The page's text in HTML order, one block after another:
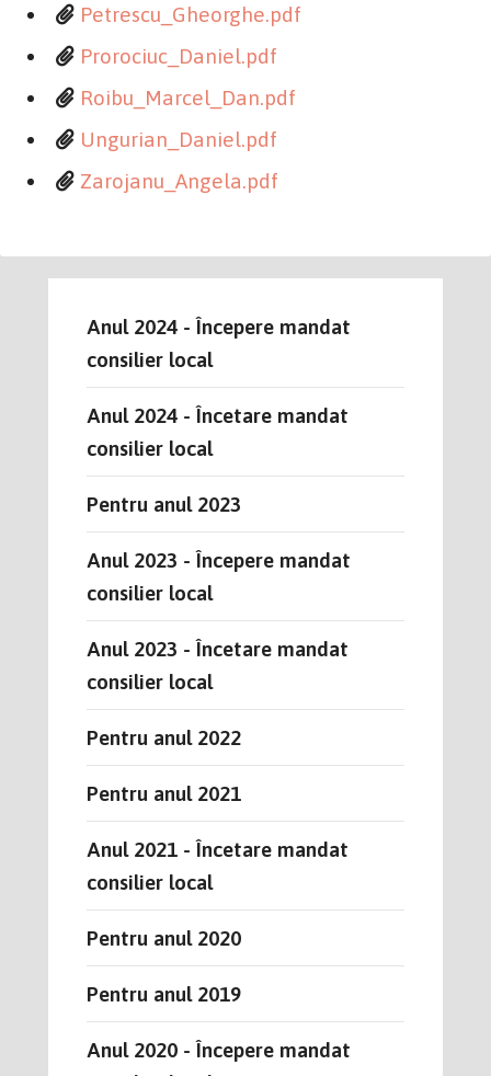
Petrescu_Gheorghe.pdf
Prorociuc_Daniel.pdf
Roibu_Marcel_Dan.pdf
Ungurian_Daniel.pdf
Zarojanu_Angela.pdf
Anul 2024 - Începere mandat
consilier local
Anul 2024 - Încetare mandat
consilier local
Pentru anul 2023
Anul 2023 - Începere mandat
consilier local
Anul 2023 - Încetare mandat
consilier local
Pentru anul 2022
Pentru anul 2021
Anul 2021 - Încetare mandat
consilier local
Pentru anul 2020
Pentru anul 2019
Anul 2020 - Începere mandat